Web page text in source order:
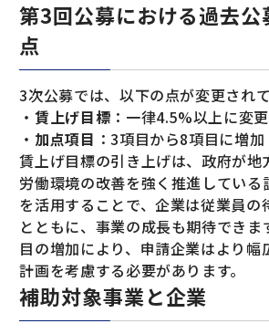
第3回公募における過去公
点
3次公募では、以下の点が変更されて
・賃上げ目標 ：一律4.5%以上に変更
・ 加点項目 ：3項目から8項目に増加
賃上げ目標の引き上げは、政府が地
労働環境の改善を強く推進している
を活用することで、企業は従業員の
とともに、事業の成長も期待できま
目の増加により、申請企業はより幅
計画を考慮する必要があります。
補助対象事業と企業